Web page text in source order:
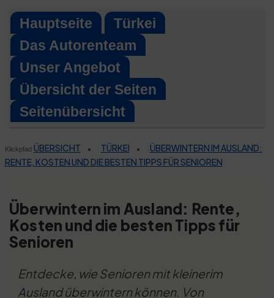
Skip
content
Hauptseite
Türkei
Das Autorenteam
Unser Angebot
Übersicht der Seiten
Seitenübersicht
Klickpfad ÜBERSICHT • TÜRKEI •
ÜBERWINTERN IM AUSLAND:
RENTE, KOSTEN UND DIE BESTEN TIPPS FÜR SENIOREN
Überwintern im Ausland: Rente,
Kosten und die besten Tipps für
Senioren
Entdecke, wie Senioren mit kleinerim
Ausland überwintern können. Von